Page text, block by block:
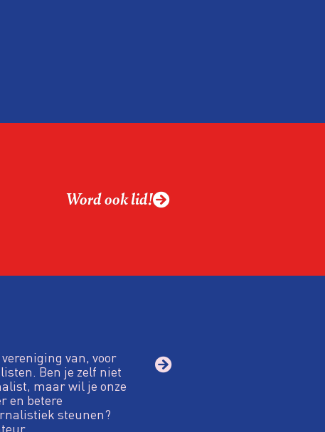
Word ook lid!
vereniging van, voor
Ben je zelf niet
maar wil je onze
en betere
steunen?